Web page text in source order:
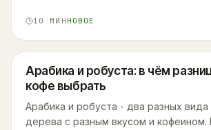
цифрах, куда уходит вторая половина
10 МИН НОВОЕ
Арабика и робуста: в чём
кофе выбрать
Арабика и робуста - два разных вида
дерева с разным вкусом и кофеином.